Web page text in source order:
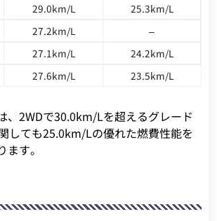
29.0km/L
25.3km/L
27.2km/L
–
27.1km/L
24.2km/L
27.6km/L 23.5km/L
、2WDで30.0km/Lを超えるグレード
しても25.0km/Lの優れた燃費性能を
す。